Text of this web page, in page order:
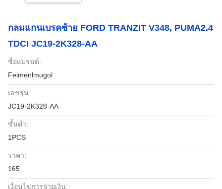
กลมแกนเบรคซ้าย FORD TRANZIT V348, PUMA2.4
TDCI JC19-2K328-AA
ชื่อแบรนด์:
Feimenlmugol
เลขรุ่น:
JC19-2K328-AA
ขั้นต่ำ:
1PCS
ราคา:
165
เงื่อนไขการจ่ายเงิน: